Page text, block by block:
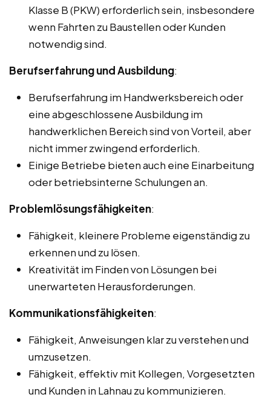
Klasse B (PKW) erforderlich sein, insbesondere
wenn Fahrten zu Baustellen oder Kunden
notwendig sind.
Berufserfahrung und Ausbildung:
Berufserfahrung im Handwerksbereich oder
eine abgeschlossene Ausbildung im
handwerklichen Bereich sind von Vorteil, aber
nicht immer zwingend erforderlich.
Einige Betriebe bieten auch eine Einarbeitung
oder betriebsinterne Schulungen an.
Problemlösungsfähigkeiten:
Fähigkeit, kleinere Probleme eigenständig zu
erkennen und zu lösen.
Kreativität im Finden von Lösungen bei
unerwarteten Herausforderungen.
Kommunikationsfähigkeiten:
Fähigkeit, Anweisungen klar zu verstehen und
umzusetzen.
Fähigkeit, effektiv mit Kollegen, Vorgesetzten
und Kunden in Lahnau zu kommunizieren.